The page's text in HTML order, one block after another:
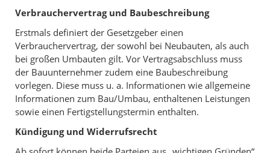
Verbrauchervertrag und Baubeschreibung
Erstmals definiert der Gesetzgeber einen
Verbrauchervertrag, der sowohl bei Neubauten, als auch
bei großen Umbauten gilt. Vor Vertragsabschluss muss
der Bauunternehmer zudem eine Baubeschreibung
vorlegen. Diese muss u. a. Informationen wie allgemeine
Informationen zum Bau/Umbau, enthaltenen Leistungen
sowie einen Fertigstellungstermin enthalten.
Kündigung und Widerrufsrecht